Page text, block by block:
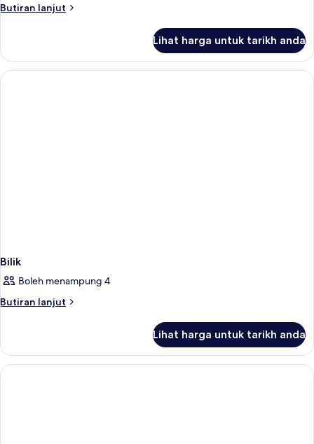
Butiran lanjut
Butiran
Lihat harga untuk tarikh anda
Bilik
Boleh menampung 4
Butiran lanjut
Butiran
Lihat harga untuk tarikh anda